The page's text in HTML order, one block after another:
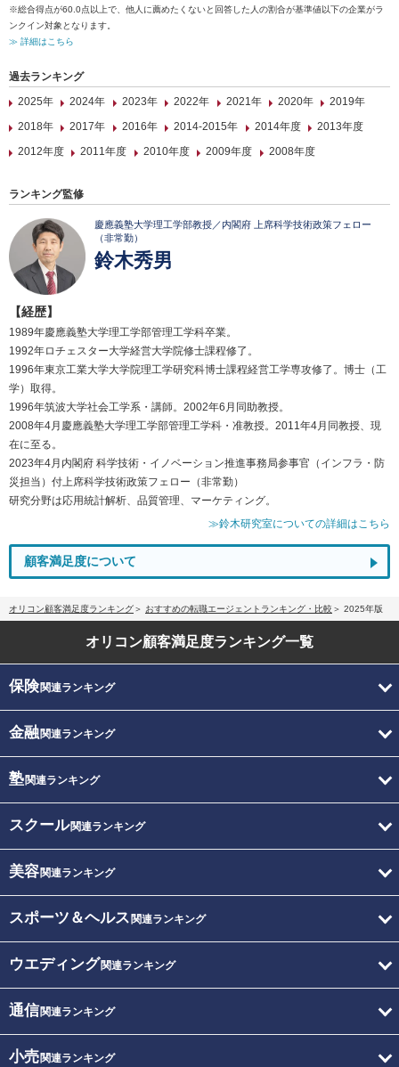
※総合得点が60.0点以上で、他人に薦めたくないと回答した人の割合が基準値以下の企業がラ
ンクイン対象となります。
≫ 詳細はこちら
過去ランキング
2025年
2024年 2023年 2022年 2021年 2020年
2019年
2018年
2017年 2016年 2014-2015年 2014年度
2013年度
2012年度
2011年度 2010年度 2009年度 2008年度
ランキング監修
慶應義塾大学理工学部教授／内閣府 上席科学技術政策フェロー
（非常勤）
鈴木秀男
【経歴】
1989年慶應義塾大学理工学部管理工学科卒業。
1992年ロチェスター大学経営大学院修士課程修了。
1996年東京工業大学大学院理工学研究科博士課程経営工学専攻修了。博士（工
学）取得。
1996年筑波大学社会工学系・講師。2002年6月同助教授。
2008年4月慶應義塾大学理工学部管理工学科・准教授。2011年4月同教授、現
在に至る。
2023年4月内閣府 科学技術・イノベーション推進事務局参事官（インフラ・防
災担当）付上席科学技術政策フェロー（非常勤）
研究分野は応用統計解析、品質管理、マーケティング。
≫鈴木研究室についての詳細はこちら
顧客満足度について
オリコン顧客満足度ランキング おすすめの転職エージェントランキング・比較 2025年版
オリコン顧客満足度ランキング一覧
保険関連ランキング
金融関連ランキング
塾関連ランキング
スクール関連ランキング
美容関連ランキング
スポーツ＆ヘルス 関連ランキング
ウエディング関連ランキング
通信関連ランキング
小売関連ランキング